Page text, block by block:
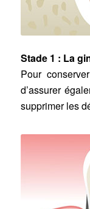
Stade 1 : La
Pour
d’assurer
supprimer les